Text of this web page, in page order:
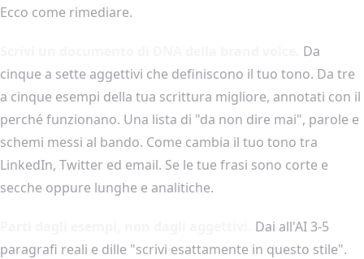
Ecco come rimediare.
Da
cinque a sette aggettivi che definiscono il tuo tono. Da tre
a cinque esempi della tua scrittura migliore, annotati con il
perché funzionano. Una lista di "da non dire mai", parole e
schemi messi al bando. Come cambia il tuo tono tra
LinkedIn, Twitter ed email. Se le tue frasi sono corte e
secche oppure lunghe e analitiche.
Dai all'AI 3-5
paragrafi reali e dille "scrivi esattamente in questo stile".